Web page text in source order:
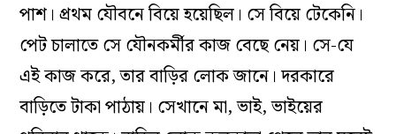
পাশ। প্রথম যৌবনে বিয়ে হয়েছিল। সে বিয়ে টেকেনি।
পেট চালাতে সে যৌনকর্মীর কাজ বেছে নেয়। সে-যে
এই কাজ করে, তার বাড়ির লোক জানে। দরকারে
বাড়িতে টাকা পাঠায়। সেখানে মা, ভাই, ভাইয়ের